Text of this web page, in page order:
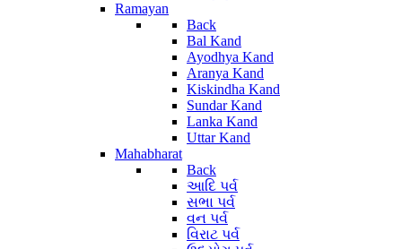
Ramayan
Back
Bal Kand
Ayodhya Kand
Aranya Kand
Kiskindha Kand
Sundar Kand
Lanka Kand
Uttar Kand
Mahabharat
Back
આદિ પર્વ
સભા પર્વ
વન પર્વ
વિરાટ પર્વ